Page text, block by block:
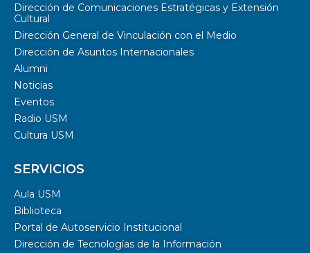
Dirección de Comunicaciones Estratégicas y Extensión
Cultural
Dirección General de Vinculación con el Medio
Dirección de Asuntos Internacionales
Alumni
Noticias
Eventos
Radio USM
Cultura USM
SERVICIOS
Aula USM
Biblioteca
Portal de Autoservicio Institucional
Dirección de Tecnologías de la Información